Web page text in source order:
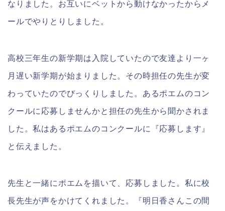
なりました。お互いにベットから動けなかったからメ
ールでやりとりしました。
高校三年生の新学期は入院していたので友達より一ヶ
月遅い新学期が始まりました。その時担任の先生が変
わっていたのでびっくりしました。あるポエムのコン
クールに応募しませんかと担任の先生から聞かされま
した。私はあるポエムのコンクールに『応募します』
と伝えました。
先生と一緒にポエムを描いて、応募しました。私に校
長先生が声をかけてくれました。『明日香さんこの間